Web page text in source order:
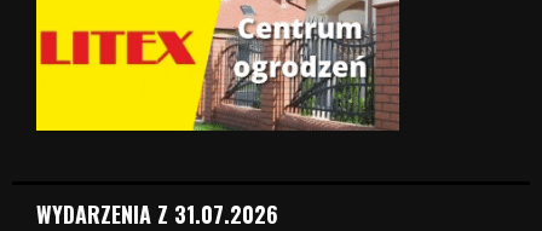
WYDARZENIA Z 31.07.2026